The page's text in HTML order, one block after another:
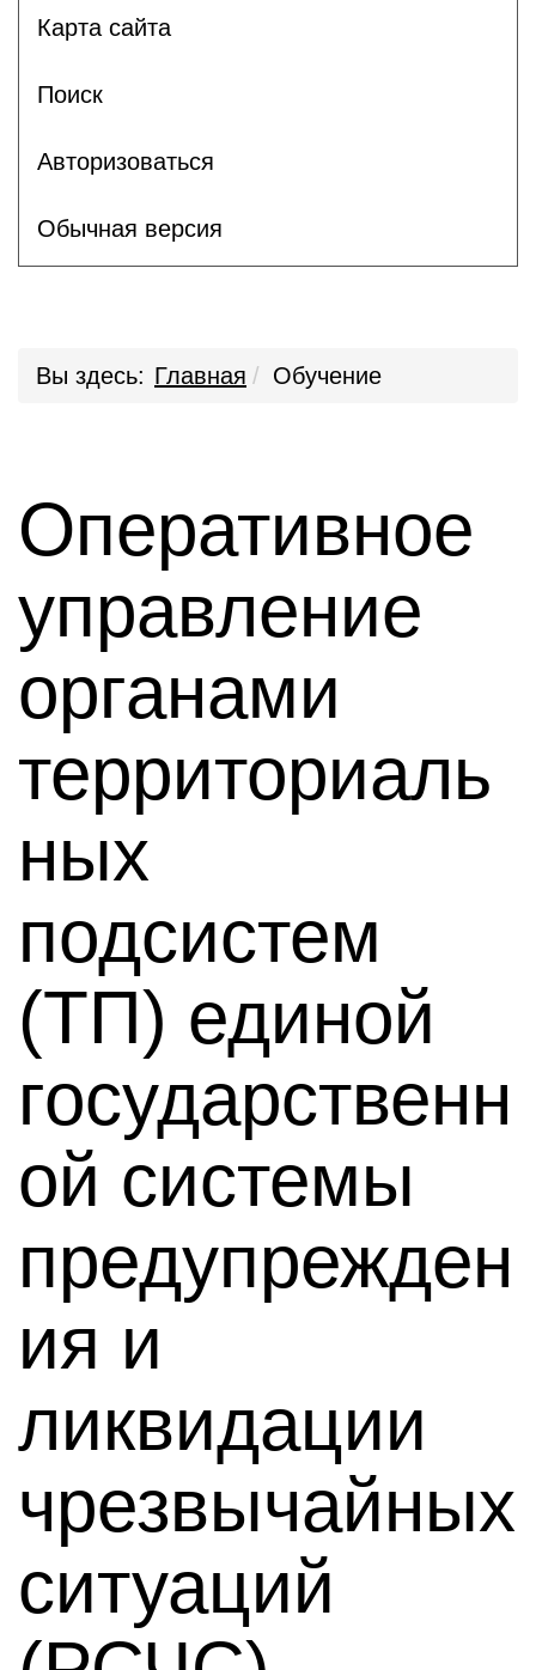
Карта сайта
Поиск
Авторизоваться
Обычная версия
Вы здесь: Главная Обучение
Оперативное
управление
органами
территориаль
ных
подсистем
(ТП) единой
государственн
ой системы
предупрежден
ия и
ликвидации
чрезвычайных
ситуаций